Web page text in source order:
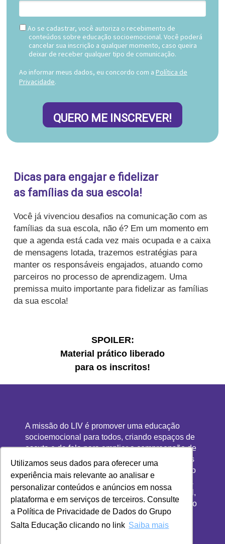
Utilizamos seus dados para oferecer uma
experiência mais relevante ao analisar e
personalizar conteúdos e anúncios em nossa
plataforma e em serviços de terceiros. Consulte
a Política de Privacidade de Dados do Grupo
Salta Educação clicando no link Saiba mais
Ao se cadastrar, você autoriza o recebimento de
conteúdos sobre educação socioemocional. Você poderá
cancelar sua inscrição a qualquer momento, caso queira
deixar de receber qualquer tipo de comunicação.
Ao informar meus dados, eu concordo com a Política de
Privacidade.
QUERO ME INSCREVER!
Dicas para engajar e fidelizar
as famílias da sua escola!
Você já vivenciou desafios na comunicação com as
famílias da sua escola, não é? Em um momento em
que a agenda está cada vez mais ocupada e a caixa
de mensagens lotada, trazemos estratégias para
manter os responsáveis engajados, atuando como
parceiros no processo de aprendizagem. Uma
premissa muito importante para fidelizar as famílias
da sua escola!
SPOILER:
Material prático liberado
para os inscritos!
A missão do LIV é promover uma educação
socioemocional para todos, criando espaços de
escuta e de fala para ampliar a compreensão de
si, do outro e do mundo. Presente hoje em mais
de 600 escolas e com mais de 500 mil alunos, o
respeito da educação socioemocional no Brasil,
por meio da produção e divulgação de conteúdo
de qualidade e atualizado sobre o tema.